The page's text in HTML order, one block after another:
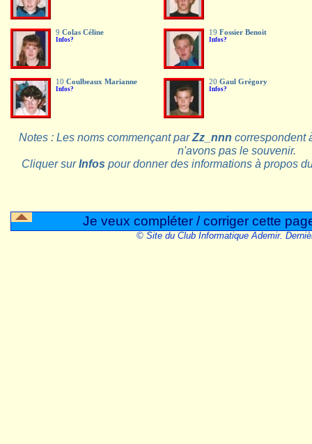
9 Colas Céline
Infos?
19 Fossier Benoit
Infos?
10 Coulbeaux Marianne
Infos?
20 Gaul Grégory
Infos?
Notes : Les noms commençant parZz_nnn correspondent
n'avons pas le souvenir.
Cliquer surInfos pour donner des informations à propos
Je veux compléter / corriger cette
© Site du Club Informatique Ademir.